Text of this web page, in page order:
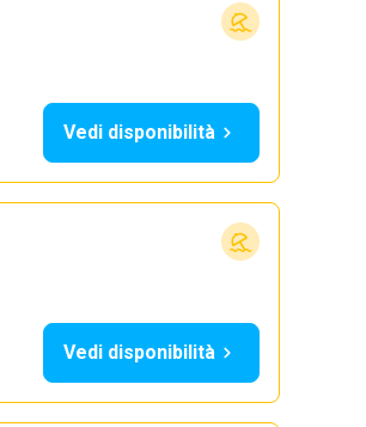
Vedi disponibilità
Vedi disponibilità